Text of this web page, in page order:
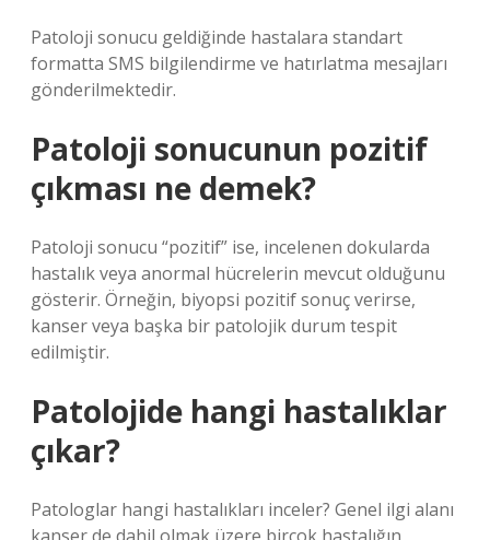
Patoloji sonucu geldiğinde hastalara standart
formatta SMS bilgilendirme ve hatırlatma mesajları
gönderilmektedir.
Patoloji sonucunun pozitif
çıkması ne demek?
Patoloji sonucu “pozitif” ise, incelenen dokularda
hastalık veya anormal hücrelerin mevcut olduğunu
gösterir. Örneğin, biyopsi pozitif sonuç verirse,
kanser veya başka bir patolojik durum tespit
edilmiştir.
Patolojide hangi hastalıklar
çıkar?
Patologlar hangi hastalıkları inceler? Genel ilgi alanı